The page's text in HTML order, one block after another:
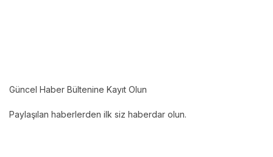
Güncel Haber Bültenine Kayıt Olun
Paylaşılan haberlerden ilk siz haberdar olun.